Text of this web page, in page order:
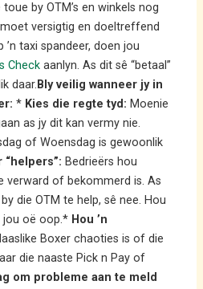
by OTM’s en winkels nog
versigtig en doeltreffend
taxi spandeer, doen jou
Check aanlyn. As dit sê “betaal”
daar. Bly veilig wanneer jy in
* Kies die regte tyd: Moenie
as jy dit kan vermy nie.
of Woensdag is gewoonlik
“helpers”: Bedrieërs hou
verward of bekommerd is. As
die OTM te help, sê nee. Hou
jou oë oop.* Hou ’n
Boxer chaoties is of die
die naaste Pick n Pay of
om probleme aan te meld